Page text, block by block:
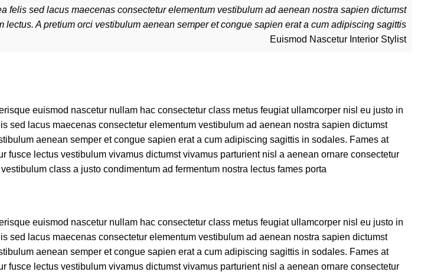
felis sed lacus maecenas consectetur elementum vestibulum ad aenean nostra sapien dictumst
lectus. A pretium orci vestibulum aenean semper et congue sapien erat a cum adipiscing sagittis."
Euismod Nascetur Interior Stylist
euismod nascetur nullam hac consectetur class metus feugiat ullamcorper nisl eu justo in
sed lacus maecenas consectetur elementum vestibulum ad aenean nostra sapien dictumst
aenean semper et congue sapien erat a cum adipiscing sagittis in sodales. Fames at
fusce lectus vestibulum vivamus dictumst vivamus parturient nisl a aenean ornare consectetur
class a justo condimentum ad fermentum nostra lectus fames porta.
euismod nascetur nullam hac consectetur class metus feugiat ullamcorper nisl eu justo in
sed lacus maecenas consectetur elementum vestibulum ad aenean nostra sapien dictumst
aenean semper et congue sapien erat a cum adipiscing sagittis in sodales. Fames at
fusce lectus vestibulum vivamus dictumst vivamus parturient nisl a aenean ornare consectetur